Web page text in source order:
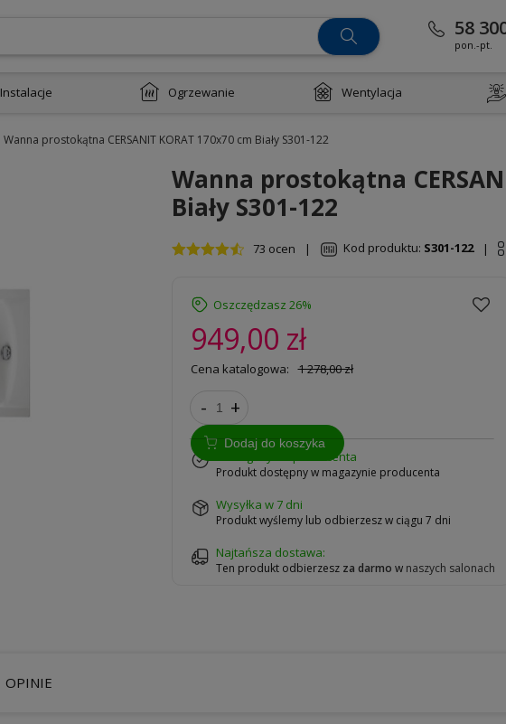
58
pon.-pt.
Instalacje Ogrzewanie Wentylacja
Wanna prostokątna CERSANIT KORAT 170x70 cm Biały S301-122
Wanna prostokątna
Biały S301-122
73 ocen | Kod produktu: S301-122 |
Oszczędzasz 26%
949,00 zł
Cena katalogowa: 1 278,00 zł
- +
Dodaj do koszyka
w magazynie producenta
Produkt dostępny w magazynie producenta
Wysyłka w 7 dni
Produkt wyślemy lub odbierzesz w ciągu 7 dni
Najtańsza dostawa:
Ten produkt odbierzesz za darmo w naszych salonach
OPINIE